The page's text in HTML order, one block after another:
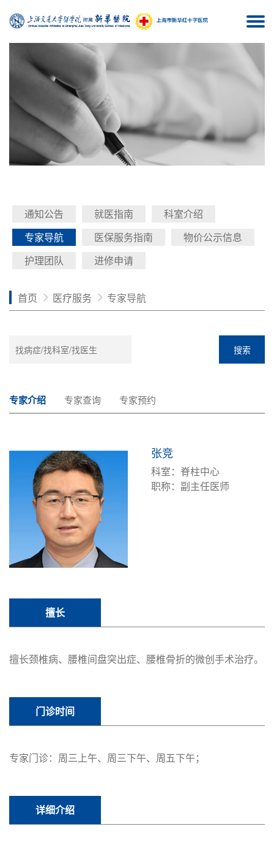
通知公告 就医指南
科室介绍
专家导航
医保服务指南
物价公示信息
护理团队
进修申请
首页 医疗服务 专家导航
搜索
专家介绍 专家查询 专家预约
张竞
科室：脊柱中心
职称：副主任医师
擅长
擅长颈椎病、腰椎间盘突出症、腰椎骨折的微创手术治疗。
门诊时间
专家门诊：周三上午、周三下午、周五下午；
详细介绍